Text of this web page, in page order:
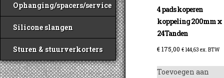
Ophanging/spacers/service
Silicone slangen
Sturen & stuurverkorters
4 pads koperen
koppeling 200mm x
24Tanden
€175,00 € 144,63 ex. BTW
Toevoegen aan